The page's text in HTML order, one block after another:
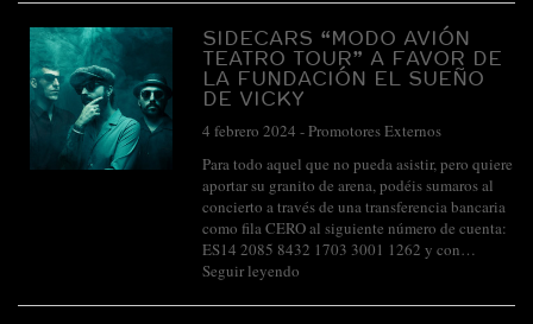
SIDECARS “MODO AVIÓN
TEATRO TOUR” A FAVOR DE
LA FUNDACIÓN EL SUEÑO
DE VICKY
4 febrero 2024 -Promotores Externos
Para todo aquel que no pueda asistir, pero quiere
aportar su granito de arena, podéis sumaros al
concierto a través de una transferencia bancaria
como fila CERO al siguiente número de cuenta:
ES14 2085 8432 1703 3001 1262 y con…
Seguir leyendo